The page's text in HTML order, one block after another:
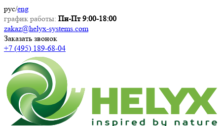
рус/eng
график работы: Пн-Пт 9:00-18:00
zakaz@helyx-systems.com
Заказать звонок
+7 (495) 189-68-04